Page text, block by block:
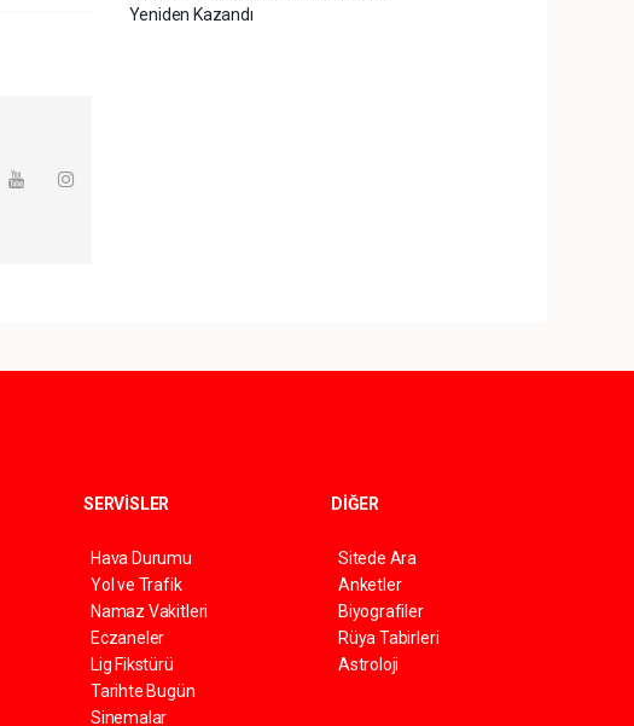
SERVİSLER
Hava Durumu
Yol ve Trafik
Namaz Vakitleri
Eczaneler
Lig Fikstürü
Tarihte Bugün
Sinemalar
DİĞER
Sitede Ara
Anketler
Biyografiler
Rüya Tabirleri
Astroloji